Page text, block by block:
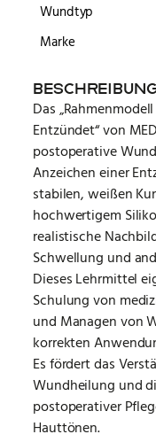
Wundtyp
Marke
Das
Entzündet“ von
postoperative
Anzeichen einer
stabilen, weißen
hochwertigem
realistische
Schwellung und
Dieses Lehrmittel
Schulung von
und Managen von
korrekten
Es fördert das
Wundheilung und
postoperativer
Hauttönen.